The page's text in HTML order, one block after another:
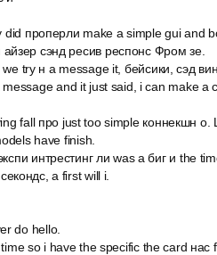
did проперли make a simple gui and
сэнд ресив респонс Фром зе.
try н a message it, бейсики, сэд
and it just said, i can make a
fall про just too simple коннекшн
have finish.
интрестинг ли was a биг и the
а first will i.
do hello.
so i have the specific the card нас